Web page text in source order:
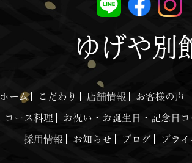
ゆげや別
ホーム こだわり 店舗情報 お客様の声
コース料理 お祝い・お誕生日・記念日コ
採用情報 お知らせ ブログ プラ